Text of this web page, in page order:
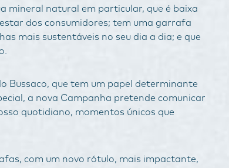
mineral natural em particular, que é baixa
dos consumidores; tem uma garrafa
mais sustentáveis no seu dia a dia; e que
Bussaco, que tem um papel determinante
a nova Campanha pretende comunicar
quotidiano, momentos únicos que
com um novo rótulo, mais impactante,